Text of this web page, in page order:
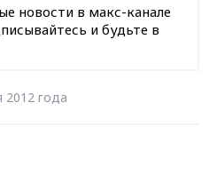
новости в макс-канале
и будьте в
2012 года